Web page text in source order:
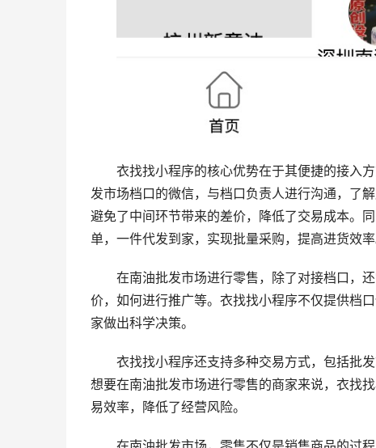
衣找找小程序的核心优势在于其便捷的接入
发市场档口的微信，与档口负责人进行沟通，了
避免了中间环节带来的差价，降低了交易成本。
单，一件代发到家，实现批量采购，提高进货效率
在南油批发市场进行零售，除了对接档口，
价，如何进行推广等。衣找找小程序不仅提供档
家做出科学决策。
衣找找小程序还支持多种交易方式，包括批
想要在南油批发市场进行零售的商家来说，衣找
易效率，降低了经营风险。